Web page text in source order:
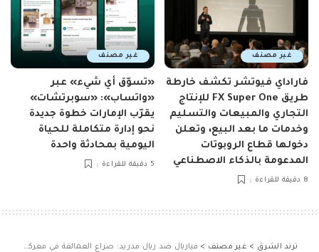
غير مصنف
فاراداي فيوتشر تكشف خارطة
طريق FX Super One للإنتاج
التجاري والمبيعات والتسليم
وخدمات ما بعد البيع، وتعلن
دخولها قطاع الروبوتات
المدعومة بالذكاء الاصطناعي
8 دقيقة للقراءة
غير مصنف
«تسوّق أي شيء» عبر
«واتساب»: «سوبرتشات»
يقرّب الإمارات خطوة جديدة
نحو إدارة متكاملة للحياة
اليومية بمحادثة واحدة
5 دقيقة للقراءة
ترند الشرق > غير مصنف > فياريال ضد ريال مدريد: صراع العمالقة في معركة كروية مثيرة